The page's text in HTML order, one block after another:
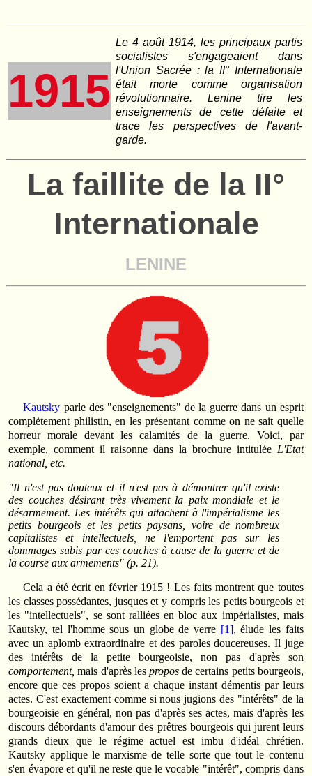
1915
Le 4 août 1914, les principaux partis
socialistes s'engageaient dans
l'Union Sacrée : la II° Internationale
était morte comme organisation
révolutionnaire. Lenine tire les
enseignements de cette défaite et
trace les perspectives de l'avant-
garde.
La faillite de la II°
Internationale
LENINE
Kautsky parle des "enseignements" de la guerre dans un esprit
complètement philistin, en les présentant comme on ne sait quelle
horreur morale devant les calamités de la guerre. Voici, par
exemple, comment il raisonne dans la brochure intitulée L'Etat
national, etc.
"Il n'est pas douteux et il n'est pas à démontrer qu'il existe
des couches désirant très vivement la paix mondiale et le
désarmement. Les intérêts qui attachent à l'impérialisme les
petits bourgeois et les petits paysans, voire de nombreux
capitalistes et intellectuels, ne l'emportent pas sur les
dommages subis par ces couches à cause de la guerre et de
la course aux armements" (p. 21).
Cela a été écrit en février 1915 ! Les faits montrent que toutes
les classes possédantes, jusques et y compris les petits bourgeois et
les "intellectuels", se sont ralliées en bloc aux impérialistes, mais
Kautsky, tel l'homme sous un globe de verre [1], élude les faits
avec un aplomb extraordinaire et des paroles doucereuses. Il juge
des intérêts de la petite bourgeoisie, non pas d'après son
comportement,mais d'après les proposde certains petits bourgeois,
encore que ces propos soient a chaque instant démentis par leurs
actes. C'est exactement comme si nous jugions des "intérêts" de la
bourgeoisie en général, non pas d'après ses actes, mais d'après les
discours débordants d'amour des prêtres bourgeois qui jurent leurs
grands dieux que le régime actuel est imbu d'idéal chrétien.
Kautsky applique le marxisme de telle sorte que tout le contenu
s'en évapore et qu'il ne reste que le vocable "intérêt", compris dans